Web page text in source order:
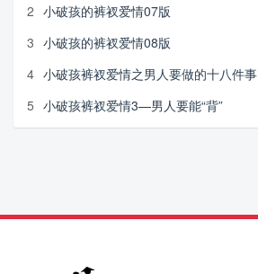
2 小破孩的裤衩爱情07版
3 小破孩的裤衩爱情08版
4 小破孩裤衩爱情之男人要做的十八件事
5 小破孩裤衩爱情3—男人要能“背”